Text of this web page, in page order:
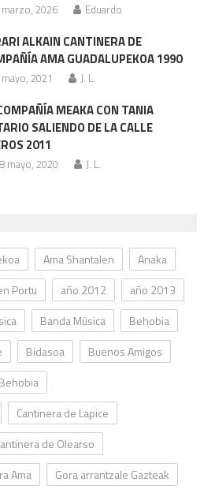
2026 Eduardo
ALKAIN CANTINERA DE
AMA GUADALUPEKOA 1990
mayo, 2021 J. L.
MEAKA CON TANIA
SALIENDO DE LA CALLE
2011
mayo, 2020 J. L.
Ama Shantalen
Anaka
Portu año 2012
año 2013
Banda Música
Behobia
Bidasoa
Buenos Amigos
Cantinera de Lapice
de Olearso
Ama
Gora arrantzale Gazteak